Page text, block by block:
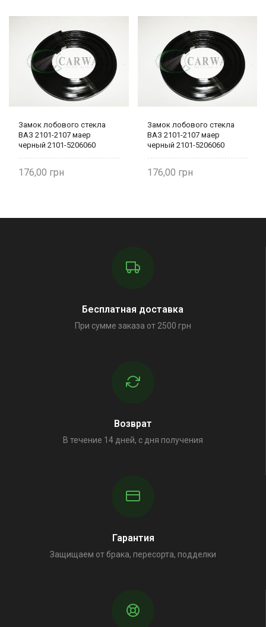
Замок лобового стекла
ВАЗ 2101-2107 маер
черный 2101-5206060
176,00
Замок лобового стекла
ВАЗ 2101-2107 маер
черный 2101-5206060
176,00
Бесплатная доставка
При сумме заказа от 2500 грн
Возврат
В течение 14 дней, с дня получения
Гарантия
Защищаем от брака, пересорта, подделки